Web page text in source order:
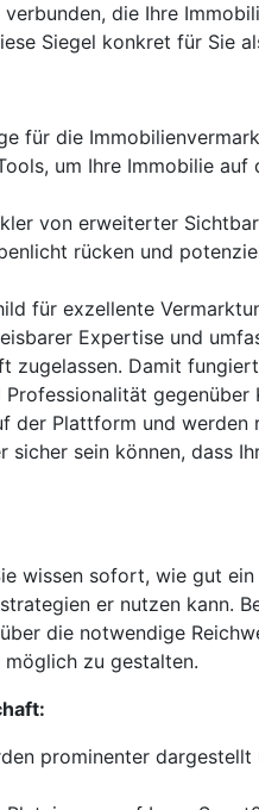
die Ihre
Siegel konkret für Sie
für die
um Ihre Immobilie auf
von erweiterter
rücken und
für exzellente
Expertise und
zugelassen. Damit
Professionalität gegenüber
der Plattform und werden
sein können, dass
wissen sofort, wie gut
er nutzen kann.
die notwendige
zu gestalten.
prominenter dargestellt